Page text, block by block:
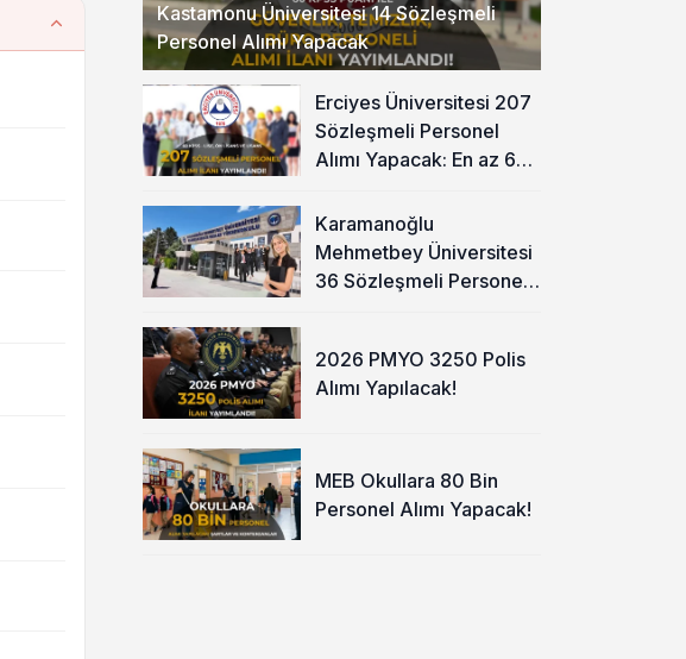
Kastamonu Üniversitesi 14 Sözleşmeli
Personel Alımı Yapacak
Erciyes Üniversitesi 207
Sözleşmeli Personel
Alımı Yapacak: En az 60
Karamanoğlu
Mehmetbey Üniversitesi
36 Sözleşmeli Personel
2026 PMYO 3250 Polis
Alımı Yapılacak!
MEB Okullara 80 Bin
Personel Alımı Yapacak!